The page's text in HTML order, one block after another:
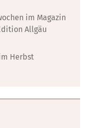
im Magazin
Allgäu
Herbst